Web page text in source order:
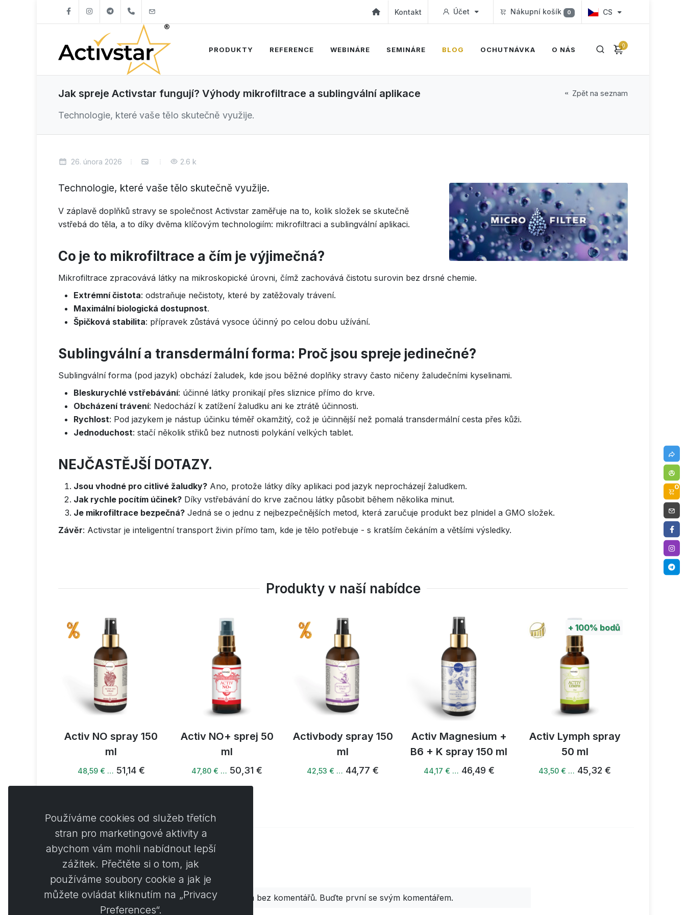
+421904262747 Kontakt Účet Nákupní košík 0 CS
0
PRODUKTY REFERENCE WEBINÁRE SEMINÁRE BLOG OCHUTNÁVKA O NÁS
Jak spreje Activstar fungují? Výhody mikrofiltrace a sublingvální aplikace
Technologie, které vaše tělo skutečně využije.
Zpět na seznam
26. února 2026 2.6 k
Technologie, které vaše tělo skutečně využije.
V záplavě doplňků stravy se společnost Activstar zaměřuje na to, kolik složek se skutečně
vstřebá do těla, a to díky dvěma klíčovým technologiím: mikrofiltraci a sublingvální aplikaci.
Co je to mikrofiltrace a čím je výjimečná?
Mikrofiltrace zpracovává látky na mikroskopické úrovni, čímž zachovává čistotu surovin bez drsné chemie.
Extrémní čistota: odstraňuje nečistoty, které by zatěžovaly trávení.
Maximální biologická dostupnost.
Špičková stabilita: přípravek zůstává vysoce účinný po celou dobu užívání.
Sublingvální a transdermální forma: Proč jsou spreje jedinečné?
Sublingvální forma (pod jazyk) obchází žaludek, kde jsou běžné doplňky stravy často ničeny žaludečními kyselinami.
Bleskurychlé vstřebávání: účinné látky pronikají přes sliznice přímo do krve.
Obcházení trávení: Nedochází k zatížení žaludku ani ke ztrátě účinnosti.
Rychlost: Pod jazykem je nástup účinku téměř okamžitý, což je účinnější než pomalá transdermální cesta přes kůži.
Jednoduchost: stačí několik střiků bez nutnosti polykání velkých tablet.
NEJČASTĚJŠÍ DOTAZY.
Jsou vhodné pro citlivé žaludky? Ano, protože látky díky aplikaci pod jazyk neprocházejí žaludkem.
Jak rychle pocítím účinek? Díky vstřebávání do krve začnou látky působit během několika minut.
Je mikrofiltrace bezpečná? Jedná se o jednu z nejbezpečnějších metod, která zaručuje produkt bez plnidel a GMO složek.
Závěr: Activstar je inteligentní transport živin přímo tam, kde je tělo potřebuje - s kratším čekáním a většími výsledky.
Produkty v naší nabídce
€
Activ NO spray 150
ml
48,59 € … 51,14 €
Activ NO+ sprej 50
ml
47,80 € … 50,31 €
Activbody spray 150
ml
42,53 € … 44,77 €
Activ Magnesium +
B6 + K spray 150 ml
44,17 € … 46,49 €
+ 100%bodů
Activ Lymph spray
50 ml
43,50 € … 45,32 €
0 Komentáře
Zatím bez komentářů. Buďte první se svým komentářem.
0
Používáme cookies od služeb třetích
stran pro marketingové aktivity a
abychom vám mohli nabídnout lepší
zážitek. Přečtěte si o tom, jak
používáme soubory cookie a jak je
můžete ovládat kliknutím na „Privacy
Preferences“.